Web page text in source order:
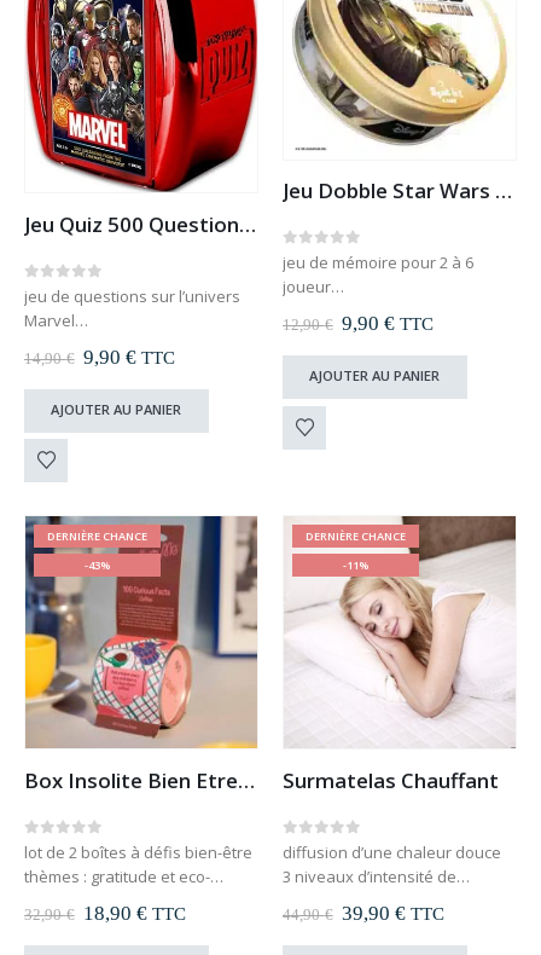
Jeu Quiz 500 Questions Marvel
0 out of 5
jeu de questions sur l’univers
Marvel
connaissances
livré dans sa jolie boîte rouge
14,90€ Le
initial
était :
14,90 €.
9,90 €Le
actuel
est :
9,90 €.
TTC
AJOUTER AU PANIER
Jeu Dobble Star Wars Mandalorian
0 out of 5
jeu de mémoire pour 2 à 6
joueur
personnages
livré dans sa boîte métale
12,90€ Le
initial
était :
12,90 €.
9,90 €Le
actuel
est :
9,90 €.
TTC
AJOUTER AU PANIER
DERNIÈRE CHANCE
-43%
Box Insolite Bien Etre (x4)
0 out of 5
lot de 2 boîtes à défis bien-être
thèmes : gratitude et eco-
avec 2 accessoires : masque
lunette gel relaxant et guirlande
32,90€ Le
initial
18,90€Le
actuel
TTC
DERNIÈRE CHANCE
-11%
Surmatelas Chauffant
0out of 5
diffusion d’une chaleur douce
3 niveaux d’intensité de
arrêt automatique au bout de 3
heures
44,90€ Le
initial
39,90€Le
actuel
TTC